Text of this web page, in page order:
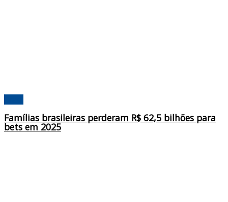
Famílias brasileiras perderam R$ 62,5 bilhões para
bets em 2025